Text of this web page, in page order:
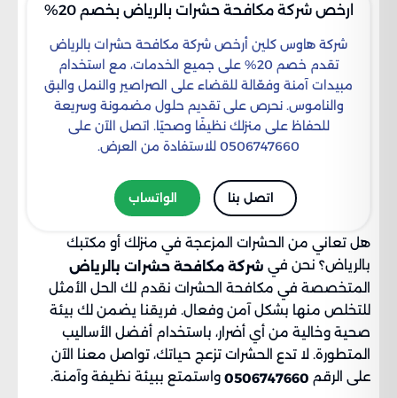
ارخص شركة مكافحة حشرات بالرياض​ بخصم 20%
شركة هاوس كلين أرخص شركة مكافحة حشرات بالرياض
تقدم خصم 20% على جميع الخدمات، مع استخدام
مبيدات آمنة وفعّالة للقضاء على الصراصير والنمل والبق
والناموس. نحرص على تقديم حلول مضمونة وسريعة
للحفاظ على منزلك نظيفًا وصحيًا. اتصل الآن على
0506747660 للاستفادة من العرض.
اتصل بنا الواتساب
هل تعاني من الحشرات المزعجة في منزلك أو مكتبك
بالرياض؟ نحن في شركة مكافحة حشرات بالرياض
المتخصصة في مكافحة الحشرات نقدم لك الحل الأمثل
للتخلص منها بشكل آمن وفعال. فريقنا يضمن لك بيئة
صحية وخالية من أي أضرار، باستخدام أفضل الأساليب
المتطورة. لا تدع الحشرات تزعج حياتك، تواصل معنا الآن
على الرقم 0506747660 واستمتع ببيئة نظيفة وآمنة.